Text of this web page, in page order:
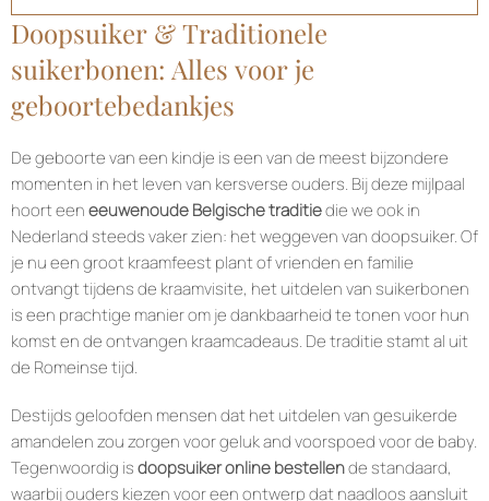
Doopsuiker & Traditionele
suikerbonen: Alles voor je
geboortebedankjes
De geboorte van een kindje is een van de meest bijzondere
momenten in het leven van kersverse ouders. Bij deze mijlpaal
hoort eeneeuwenoude Belgische traditiedie we ook in
Nederland steeds vaker zien: het weggeven van doopsuiker. Of
je nu een groot kraamfeest plant of vrienden en familie
ontvangt tijdens de kraamvisite, het uitdelen van suikerbonen
is een prachtige manier om je dankbaarheid te tonen voor hun
komst en de ontvangen kraamcadeaus. De traditie stamt al uit
de Romeinse tijd.
Destijds geloofden mensen dat het uitdelen van gesuikerde
amandelen zou zorgen voor geluk and voorspoed voor de baby.
Tegenwoordig isdoopsuiker online bestellende standaard,
waarbij ouders kiezen voor een ontwerp dat naadloos aansluit